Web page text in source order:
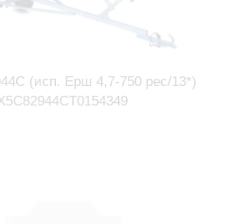
(исп. Ерш 4,7-750 рес/13*)